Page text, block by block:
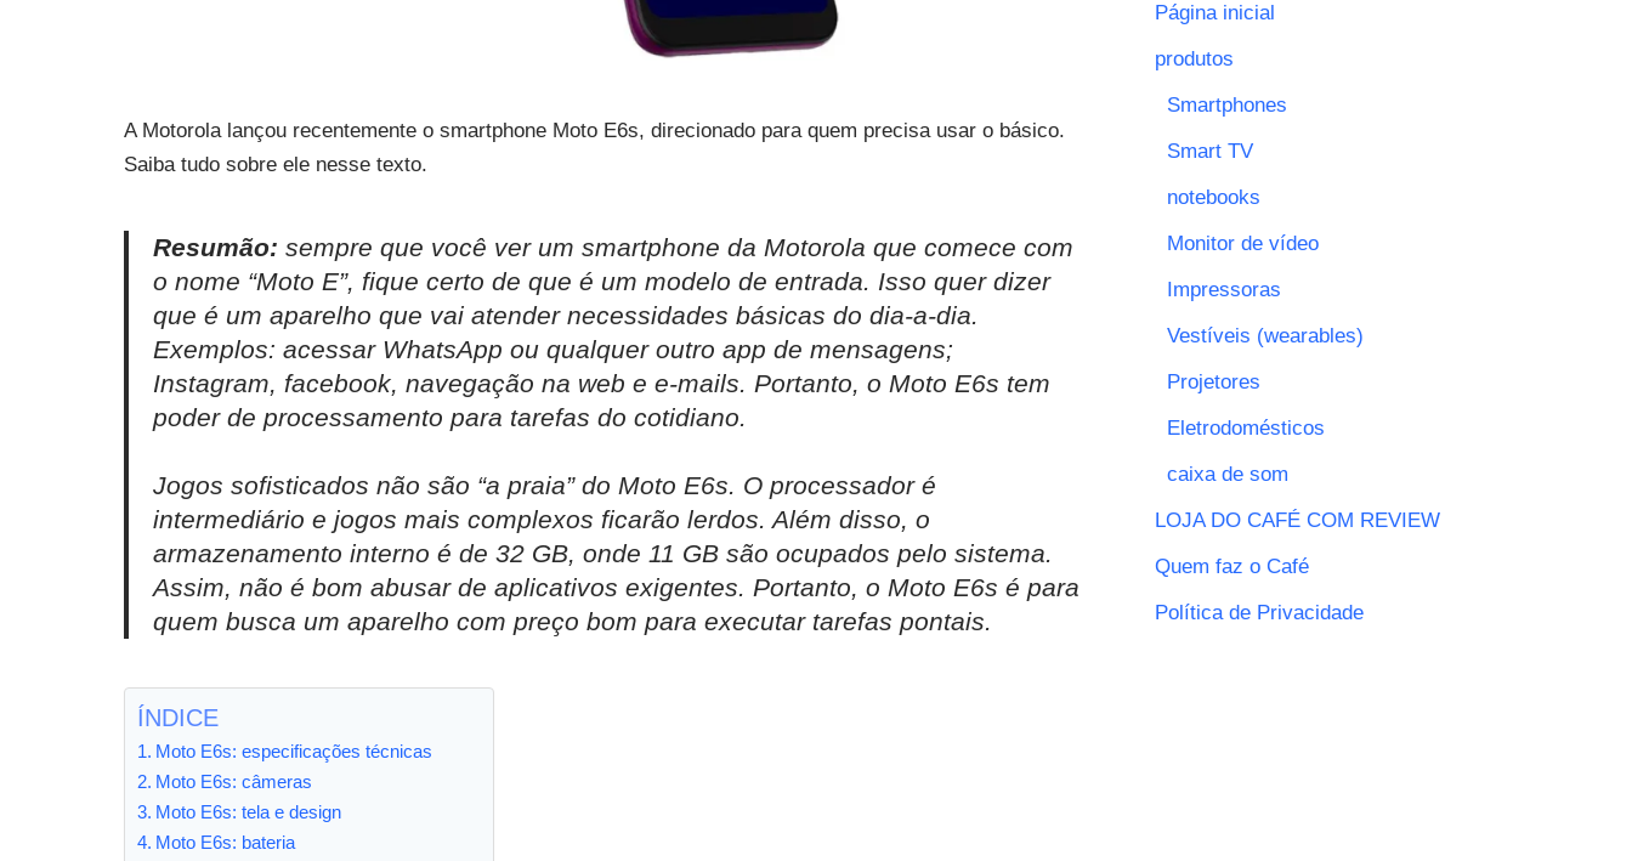
A Motorola lançou recentemente o smartphone Moto E6s, direcionado para quem precisa usar o básico.
Saiba tudo sobre ele nesse texto.
Resumão: sempre que você ver um smartphone da Motorola que comece com
o nome “Moto E”, fique certo de que é um modelo de entrada. Isso quer dizer
que é um aparelho que vai atender necessidades básicas do dia-a-dia.
Exemplos: acessar WhatsApp ou qualquer outro app de mensagens;
Instagram, facebook, navegação na web e e-mails. Portanto, o Moto E6s tem
poder de processamento para tarefas do cotidiano.
Jogos sofisticados não são “a praia” do Moto E6s. O processador é
intermediário e jogos mais complexos ficarão lerdos. Além disso, o
armazenamento interno é de 32 GB, onde 11 GB são ocupados pelo sistema.
Assim, não é bom abusar de aplicativos exigentes. Portanto, o Moto E6s é para
quem busca um aparelho com preço bom para executar tarefas pontais.
ÍNDICE
Moto E6s: especificações técnicas
Moto E6s: câmeras
Moto E6s: tela e design
Moto E6s: bateria
Página inicial
produtos
Smartphones
Smart TV
notebooks
Monitor de vídeo
Impressoras
Vestíveis (wearables)
Projetores
Eletrodomésticos
caixa de som
LOJA DO CAFÉ COM REVIEW
Quem faz o Café
Política de Privacidade